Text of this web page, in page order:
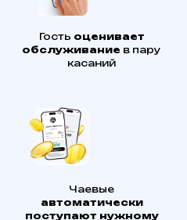
Гость оценивает
обслуживание в пару
касаний
Чаевые
автоматически
поступают нужному